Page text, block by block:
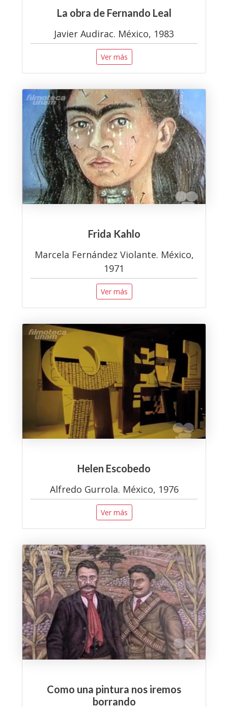
La obra de Fernando Leal
Javier Audirac. México, 1983
Ver más
Frida Kahlo
Marcela Fernández Violante. México,
1971
Ver más
Helen Escobedo
Alfredo Gurrola. México, 1976
Ver más
Como una pintura nos iremos
borrando